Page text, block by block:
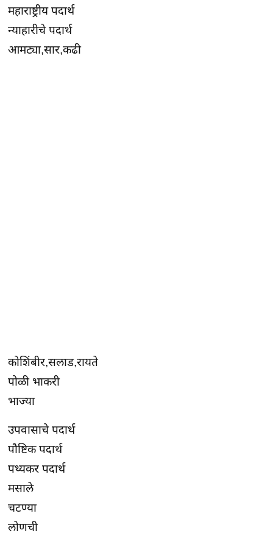
महाराष्ट्रीय पदार्थ
न्याहारीचे पदार्थ
आमट्या,सार,कढी
कोशिंबीर,सलाड,रायते
पोळी भाकरी
भाज्या
उपवासाचे पदार्थ
पौष्टिक पदार्थ
पथ्यकर पदार्थ
मसाले
चटण्या
लोणची